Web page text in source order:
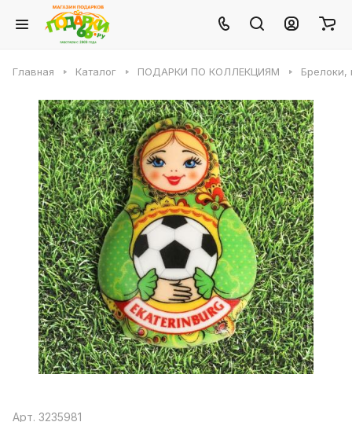
Главная Каталог ПОДАРКИ ПО КОЛЛЕКЦИЯМ Брелоки,
Арт. 3235981